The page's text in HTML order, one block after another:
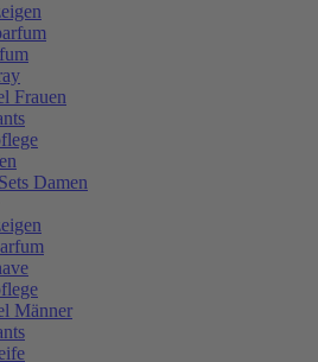
Frauen
Damen
Männer